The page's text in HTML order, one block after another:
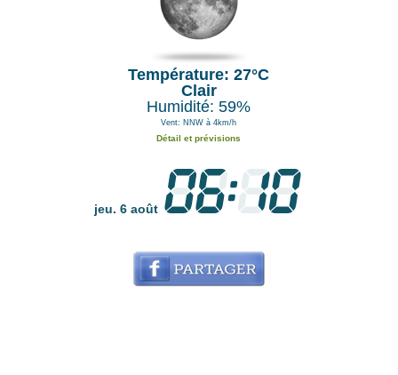
Température: 27°C
Clair
Humidité: 59%
Vent: NNW à 4km/h
Détail et prévisions
jeu. 6 août